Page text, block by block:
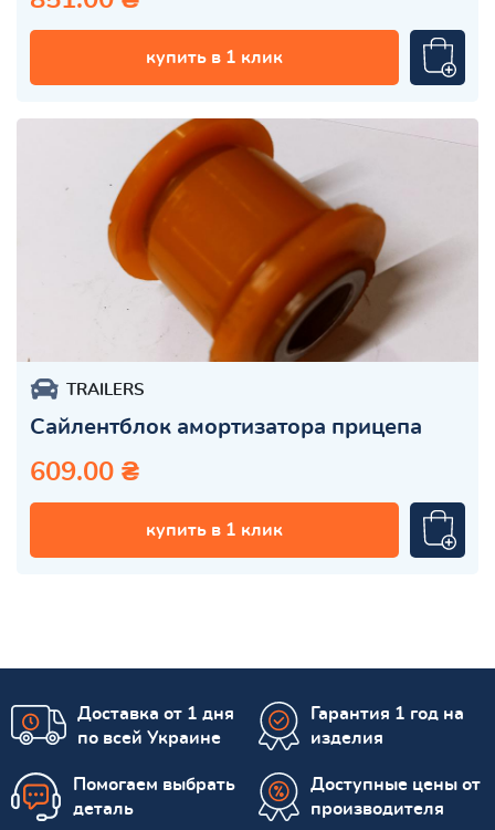
купить в 1 клик
TRAILERS
Сайлентблок амортизатора прицепа
609.00 ₴
купить в 1 клик
Доставка от 1 дня
по всей Украине
Гарантия 1 год на
изделия
Помогаем выбрать
деталь
Доступные цены от
производителя